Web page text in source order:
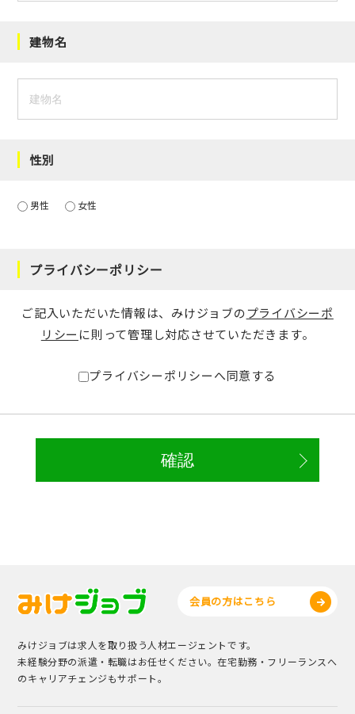
建物名
性別
男性 女性
プライバシーポリシー
ご記入いただいた情報は、みけジョブのプライバシーポ
リシー に則って管理し対応させていただきます。
プライバシーポリシーへ同意する
会員の方はこちら
みけジョブは求人を取り扱う人材エージェントです。
未経験分野の派遣・転職はお任せください。在宅勤務・フリーランスへ
のキャリアチェンジもサポート。